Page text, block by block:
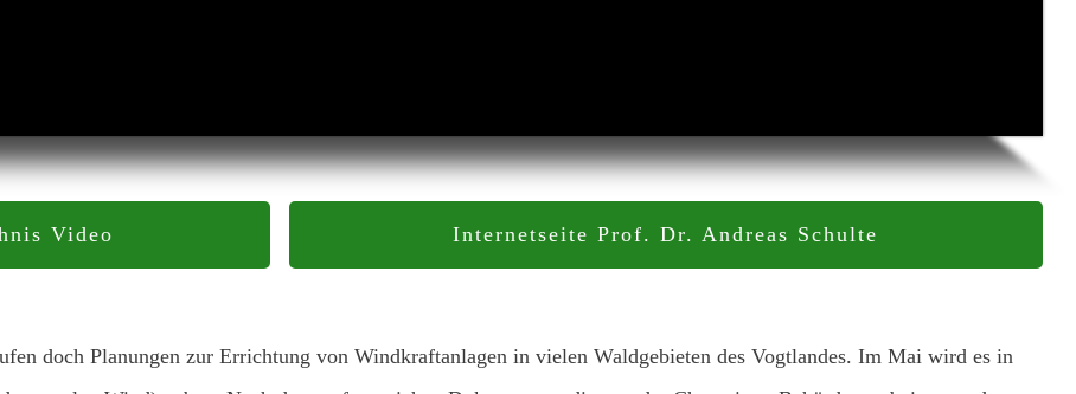
Video Internetseite Prof. Dr. Andreas Schulte
doch Planungen zur Errichtung von Windkraftanlagen in vielen Waldgebieten des Vogtlandes. Im Mai wird es in